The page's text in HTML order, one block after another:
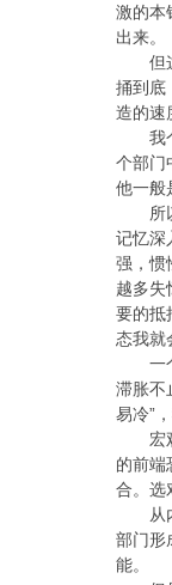
激的本
出来。
但
捅到底
造的速
我
个部门
他一般
所
记忆深
强，惯
越多失
要的抵
态我就
一
滞胀不
易冷”
宏
的前端
合。选
从
部门形
能。